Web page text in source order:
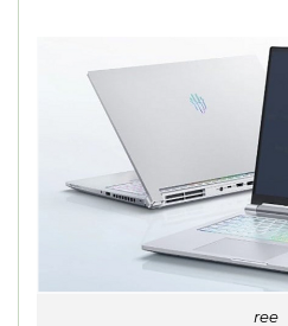
ree